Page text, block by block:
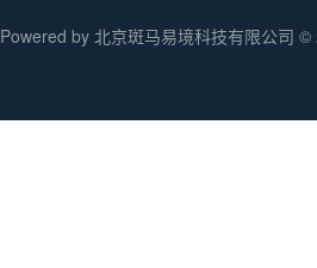
Powered by 北京斑马易境科技有限公司